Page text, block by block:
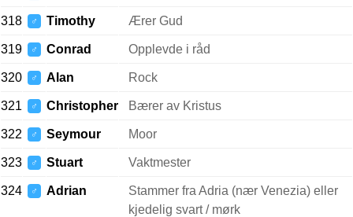
318 ♂ Timothy Ærer Gud
319 ♂ Conrad Opplevde i råd
320 ♂ Alan Rock
321 ♂ Christopher Bærer av Kristus
322 ♂ Seymour Moor
323 ♂ Stuart Vaktmester
324 ♂ Adrian
Stammer fra Adria (nær Venezia) eller
kjedelig svart / mørk